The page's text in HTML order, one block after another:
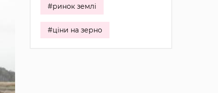
#ринок землі
#ціни на зерно